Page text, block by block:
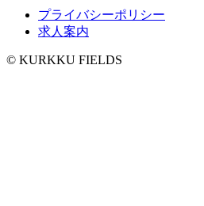
プライバシーポリシー
求人案内
©️ KURKKU FIELDS